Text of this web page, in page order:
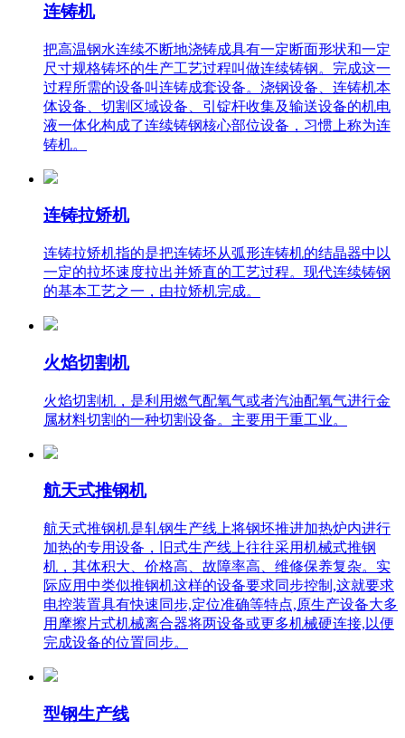
连铸机
把高温钢水连续不断地浇铸成具有一定断面形状和一定
尺寸规格铸坯的生产工艺过程叫做连续铸钢。完成这一
过程所需的设备叫连铸成套设备。浇钢设备、连铸机本
体设备、切割区域设备、引锭杆收集及输送设备的机电
液一体化构成了连续铸钢核心部位设备，习惯上称为连
铸机。
连铸拉矫机
连铸拉矫机指的是把连铸坯从弧形连铸机的结晶器中以
一定的拉坯速度拉出并矫直的工艺过程。现代连续铸钢
的基本工艺之一，由拉矫机完成。
火焰切割机
火焰切割机，是利用燃气配氧气或者汽油配氧气进行金
属材料切割的一种切割设备。主要用于重工业。
航天式推钢机
航天式推钢机是轧钢生产线上将钢坯推进加热炉内进行
加热的专用设备，旧式生产线上往往采用机械式推钢
机，其体积大、价格高、故障率高、维修保养复杂。实
际应用中类似推钢机这样的设备要求同步控制,这就要求
电控装置具有快速同步,定位准确等特点,原生产设备大多
用摩擦片式机械离合器将两设备或更多机械硬连接,以便
完成设备的位置同步。
型钢生产线